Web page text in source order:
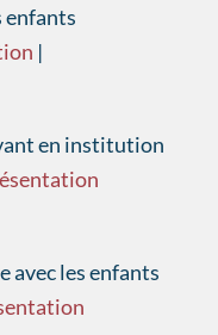
enfants
|
en institution
avec les enfants